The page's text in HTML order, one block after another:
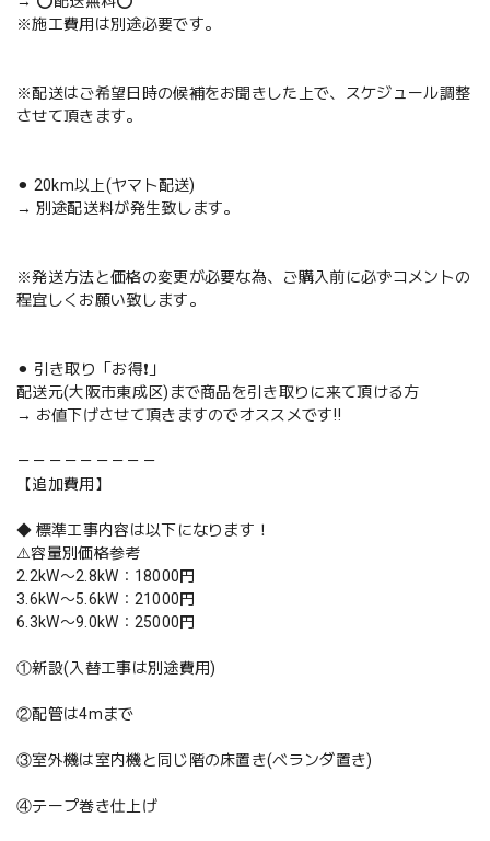
※施工費用は別途必要です。
※配送はご希望日時の候補をお聞きした上で、スケジュール調整
させて頂きます。
⚫︎ 20km以上(ヤマト配送)
→ 別途配送料が発生致します。
※発送方法と価格の変更が必要な為、ご購入前に必ずコメントの
程宜しくお願い致します。
⚫︎ 引き取り「お得❗️」
配送元(大阪市東成区)まで商品を引き取りに来て頂ける方
→ お値下げさせて頂きますのでオススメです‼️
－－－－－－－－－
【追加費用】
◆ 標準工事内容は以下になります！
⚠️容量別価格参考
2.2kW〜2.8kW：18000円
3.6kW〜5.6kW：21000円
6.3kW〜9.0kW：25000円
①新設(入替工事は別途費用)
②配管は4mまで
③室外機は室内機と同じ階の床置き(ベランダ置き)
④テープ巻き仕上げ